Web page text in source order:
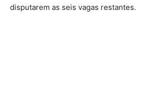
disputarem as seis vagas restantes.